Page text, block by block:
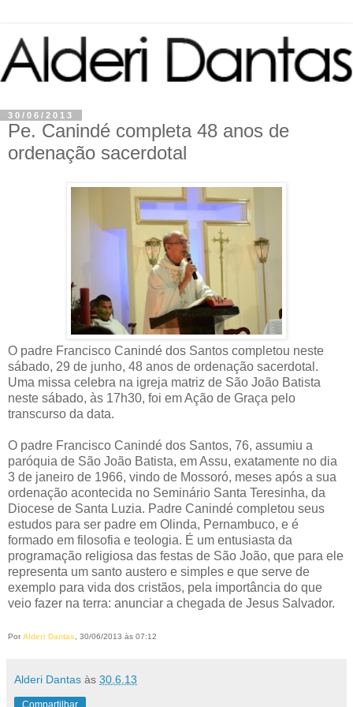
30/06/2013
Pe. Canindé completa 48 anos de
ordenação sacerdotal
O padre Francisco Canindé dos Santos completou neste
sábado, 29 de junho, 48 anos de ordenação sacerdotal.
Uma missa celebra na igreja matriz de São João Batista
neste sábado, às 17h30, foi em Ação de Graça pelo
transcurso da data.
O padre Francisco Canindé dos Santos, 76, assumiu a
paróquia de São João Batista, em Assu, exatamente no dia
3 de janeiro de 1966, vindo de Mossoró, meses após a sua
ordenação acontecida no Seminário Santa Teresinha, da
Diocese de Santa Luzia. Padre Canindé completou seus
estudos para ser padre em Olinda, Pernambuco, e é
formado em filosofia e teologia. É um entusiasta da
programação religiosa das festas de São João, que para ele
representa um santo austero e simples e que serve de
exemplo para vida dos cristãos, pela importância do que
veio fazer na terra: anunciar a chegada de Jesus Salvador.
Por Alderi Dantas, 30/06/2013 às 07:12
Alderi Dantas às 30.6.13